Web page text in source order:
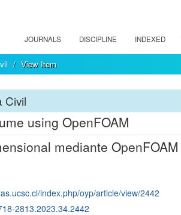
JOURNALS DISCIPLINE INDEXED
View Item
Civil
using OpenFOAM
mediante OpenFOAM
index.php/oyp/article/view/2442
2813.2023.34.2442